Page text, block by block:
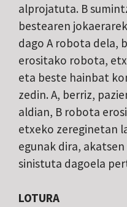
alprojatuta. B
bestearen
dago A robota dela,
erositako robota,
eta beste hainbat
zedin. A, berriz,
aldian, B robota
etxeko zereginetan
egunak dira,
sinistuta dagoela
LOTURA